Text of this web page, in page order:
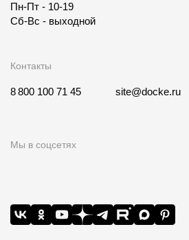
Качество фасадов
Отправка рекламации
Предложения по сотрудничеству
B2B
Где купить?
Пн-Пт - 10-19
Сб-Вс - выходной
Контакты
8 800 100 71 45 site@docke.ru
Мы в соцсетях